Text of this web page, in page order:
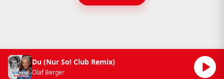
Du (Nur So! Club Remix)
Olaf Berger